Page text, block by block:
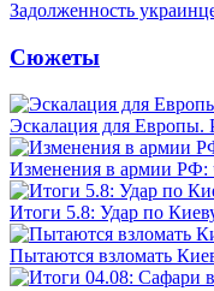
Задолженность
Сюжеты
Эскалация для Европы.
Изменения в армии РФ:
Итоги 5.8: Удар по
Пытаются взломать